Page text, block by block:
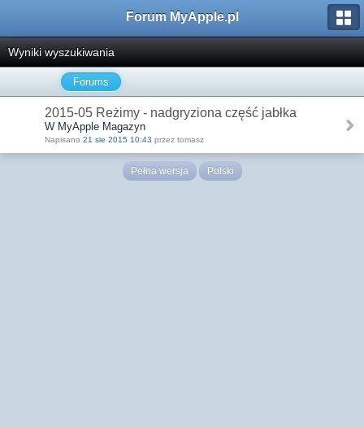
Forum MyApple.pl
Wyniki wyszukiwania
Forums
2015-05 Reżimy - nadgryziona część jabłka
W MyApple Magazyn
Napisano 21 sie 2015 10:43 przez tomasz
Pełna wersja Polski